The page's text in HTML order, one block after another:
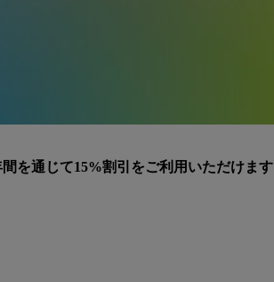
間を通じて15%割引をご利用いただけます